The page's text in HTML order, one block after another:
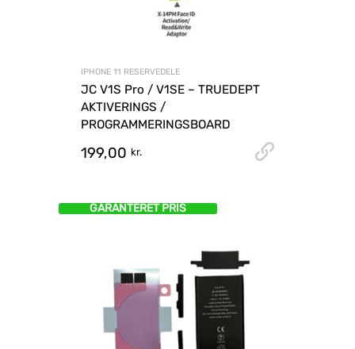
IPHONE 11 RESERVEDELE
JC V1S Pro / V1SE – TRUEDEPT
AKTIVERINGS /
PROGRAMMERINGSBOARD
199,00 kr.
GARANTERET PRIS